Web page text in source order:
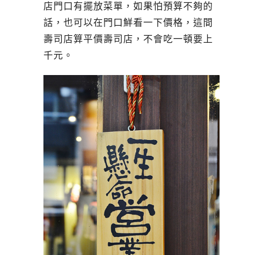
店門口有擺放菜單，如果怕預算不夠的
話，也可以在門口鮮看一下價格，這間
壽司店算平價壽司店，不會吃一頓要上
千元。